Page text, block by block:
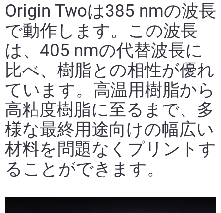
続きを読む
続きを読む
Origin Twoは385 nmの波長
で動作します。この波長
は、405 nmの代替波長に
比べ、樹脂との相性が優れ
ています。高温用樹脂から
高粘度樹脂に至るまで、多
様な最終用途向けの幅広い
材料を問題なくプリントす
ることができます。